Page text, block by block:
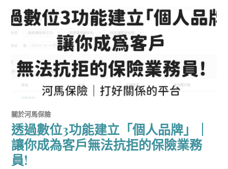
關於河馬保險
透過數位3功能建立「個人品牌」｜
讓你成為客戶無法抗拒的保險業務
員!